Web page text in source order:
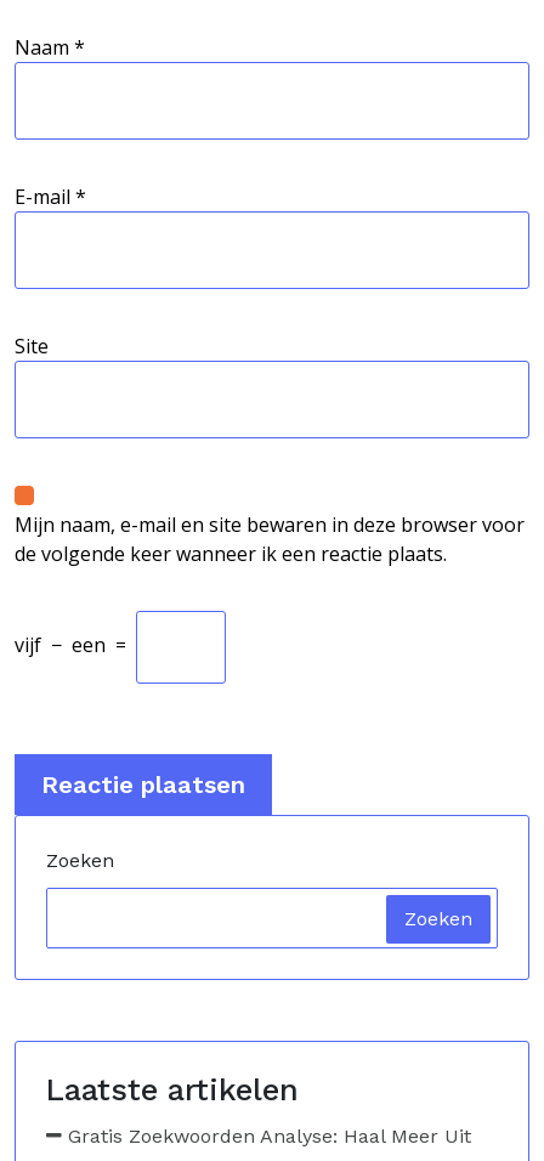
Naam *
E-mail *
Site
Mijn naam, e-mail en site bewaren in deze browser voor
de volgende keer wanneer ik een reactie plaats.
vijf − een =
Zoeken
Zoeken
Laatste artikelen
Gratis Zoekwoorden Analyse: Haal Meer Uit